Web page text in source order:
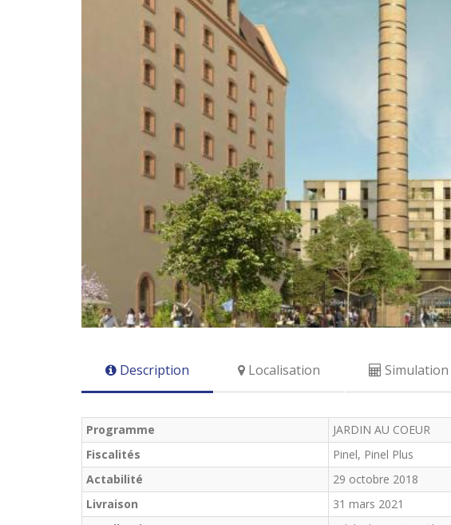
Description Localisation Simulation
Programme
JARDIN AU COEUR
Fiscalités
Pinel, Pinel Plus
Actabilité
29 octobre 2018
Livraison
31 mars 2021